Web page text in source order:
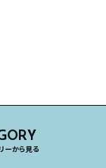
ーから見る